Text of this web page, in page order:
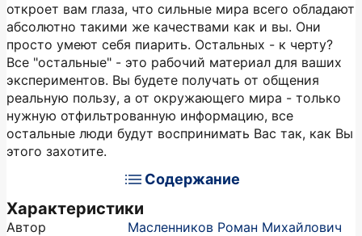
откроет вам глаза, что сильные мира всего обладают
абсолютно такими же качествами как и вы. Они
просто умеют себя пиарить. Остальных - к черту?
Все "остальные" - это рабочий материал для ваших
экспериментов. Вы будете получать от общения
реальную пользу, а от окружающего мира - только
нужную отфильтрованную информацию, все
остальные люди будут воспринимать Вас так, как Вы
этого захотите.
Содержание
Характеристики
Автор
Масленников Роман Михайлович